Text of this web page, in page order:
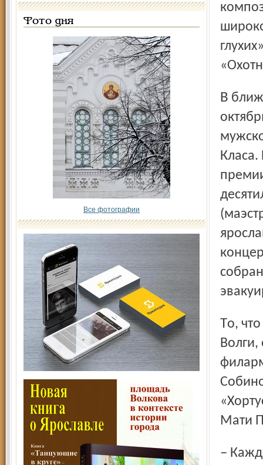
Фото дня
Все фотографии
В ближайших афишах наш собеседник отметил два
Класа.
То, что об этом не забывают ни в Таллине, ни на берегах
Мати
– Каждый наш концерт – премьера, – даёт свой итоговый